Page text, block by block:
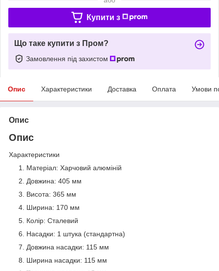
Купити з
Що таке купити з Пром?
Замовлення під захистом
Опис Характеристики Доставка Оплата Умови
Опис
Опис
Характеристики
Матеріал: Харчовий алюміній
Довжина: 405 мм
Висота: 365 мм
Ширина: 170 мм
Колір: Сталевий
Насадки: 1 штука (стандартна)
Довжина насадки: 115 мм
Ширина насадки: 115 мм